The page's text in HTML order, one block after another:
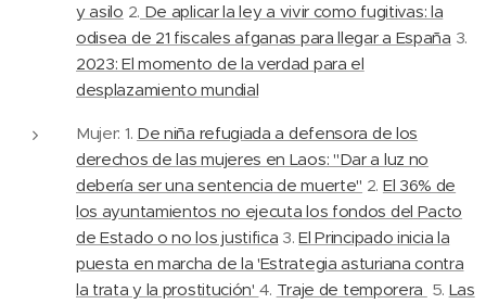
y asilo 2. De aplicar la ley a vivir como fugitivas: la
odisea de 21 fiscales afganas para llegar a España 3.
2023: El momento de la verdad para el
desplazamiento mundial
Mujer: 1. De niña refugiada a defensora de los
derechos de las mujeres en Laos: "Dar a luz no
debería ser una sentencia de muerte" 2. El 36% de
los ayuntamientos no ejecuta los fondos del Pacto
de Estado o no los justifica 3.El Principado inicia la
puesta en marcha de la 'Estrategia asturiana contra
la trata y la prostitución' 4. Traje de temporera 5. Las